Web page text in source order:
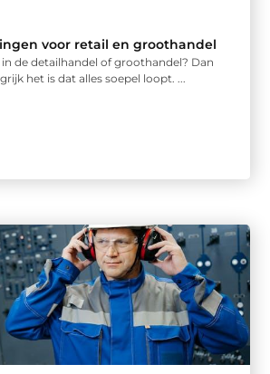
voor retail en groothandel
in de detailhandel of groothandel? Dan
het is dat alles soepel loopt. ...